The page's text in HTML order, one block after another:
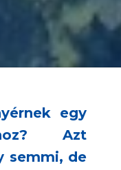
egy
Azt
semmi, de